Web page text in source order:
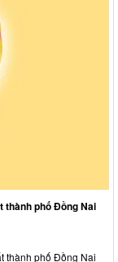
thành phố Đồng Nai
thành phố Đồng Nai